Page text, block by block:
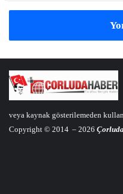
veya kaynak gösterilemeden
Copyright © 2014 – 2026